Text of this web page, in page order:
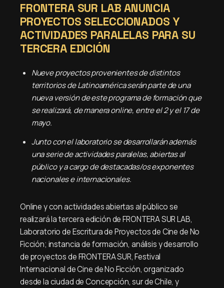
FRONTERA SUR LAB ANUNCIA
PROYECTOS SELECCIONADOS Y
ACTIVIDADES PARALELAS PARA SU
TERCERA EDICIÓN
Nueve proyectos provenientes de distintos
territorios de Latinoamérica serán parte de una
nueva versión de este programa de formación que
se realizará, de manera online, entre el 2 y el 17 de
mayo.
Junto con el laboratorio se desarrollarán además
una serie de actividades paralelas, abiertas al
público y a cargo de destacadas/os exponentes
nacionales e internacionales.
Online y con actividades abiertas al público se
realizará la tercera edición de FRONTERA SUR LAB,
Laboratorio de Escritura de Proyectos de Cine de No
Ficción; instancia de formación, análisis y desarrollo
de proyectos de FRONTERA SUR, Festival
Internacional de Cine de No Ficción, organizado
desde la ciudad de Concepción, sur de Chile, y